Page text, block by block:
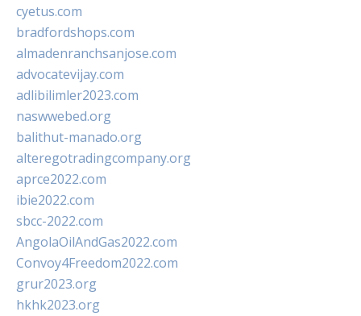
cyetus.com
bradfordshops.com
almadenranchsanjose.com
advocatevijay.com
adlibilimler2023.com
naswwebed.org
balithut-manado.org
alteregotradingcompany.org
aprce2022.com
ibie2022.com
sbcc-2022.com
AngolaOilAndGas2022.com
Convoy4Freedom2022.com
grur2023.org
hkhk2023.org